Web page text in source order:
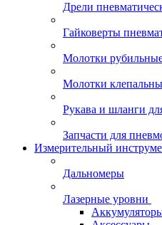
Дрели
Гайковерты
Молотки
Молотки
Рукава и шланги
Запчасти для
Измерительный
Дальномеры
Лазерные уровни